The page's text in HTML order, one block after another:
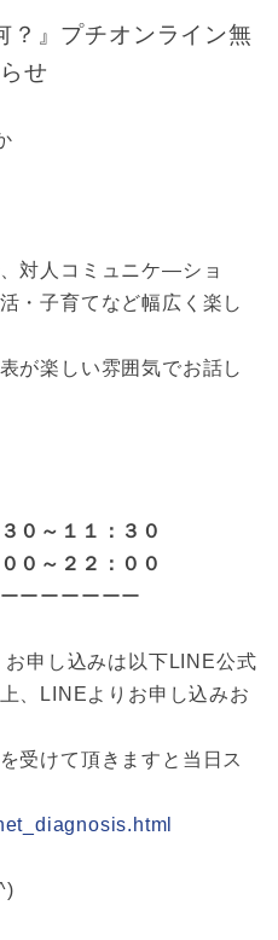
？』プチオンライン無
せ
対人コミュニケ―ショ
・子育てなど幅広く楽し
が楽しい雰囲気でお話し
０～１１：３０
０～２２：００
ーーーーーー
申し込みは以下LINE公式
、LINEよりお申し込みお
受けて頂きますと当日ス